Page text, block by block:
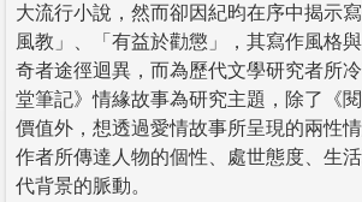
大流行小說，然而卻因紀昀在序中揭示
風教」、「有益於勸懲」，其寫作風格
奇者途徑迴異，而為歷代文學研究者所
堂筆記》情緣故事為研究主題，除了《
價值外，想透過愛情故事所呈現的兩性
作者所傳達人物的個性、處世態度、生
代背景的脈動。